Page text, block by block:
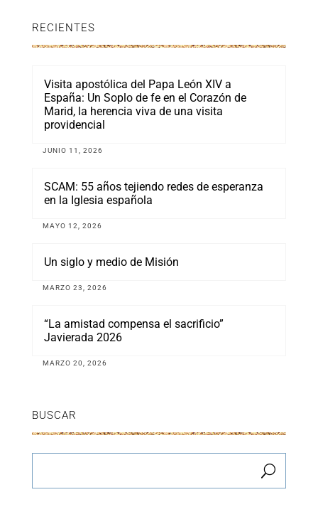
RECIENTES
Visita apostólica del Papa León XIV a
España: Un Soplo de fe en el Corazón de
Marid, la herencia viva de una visita
providencial
JUNIO 11, 2026
SCAM: 55 años tejiendo redes de esperanza
en la Iglesia española
MAYO 12, 2026
Un siglo y medio de Misión
MARZO 23, 2026
“La amistad compensa el sacrificio”
Javierada 2026
MARZO 20, 2026
BUSCAR